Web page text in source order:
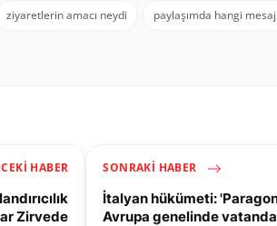
ziyaretlerin amacı neydi paylaşımda hangi
HABER
Zirvede
SONRAKI HABER
İtalyan hükümeti: 'Paragon
Avrupa genelinde